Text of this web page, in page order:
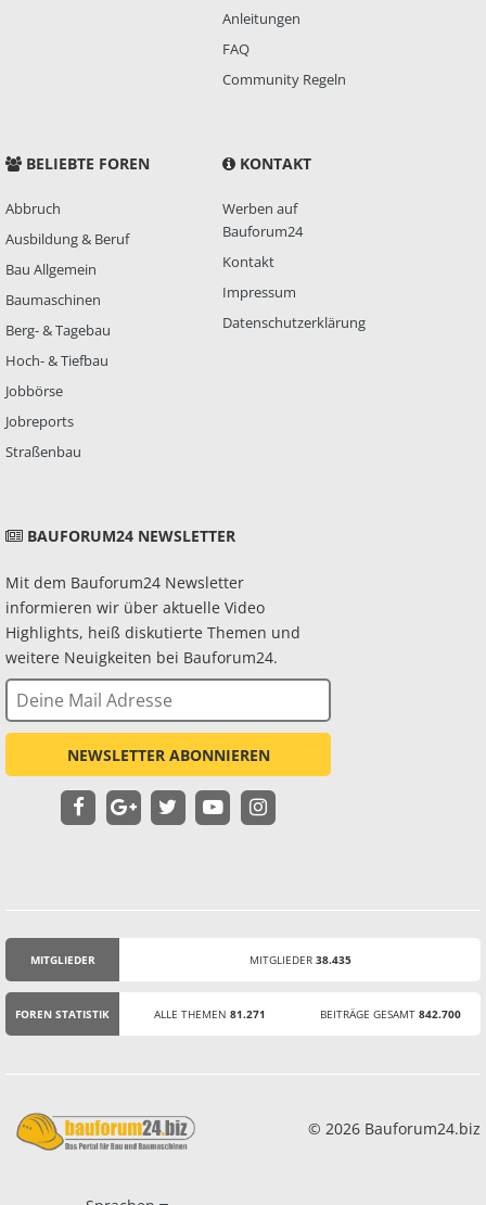
Anleitungen
FAQ
Community Regeln
BELIEBTE FOREN
Abbruch
Ausbildung & Beruf
Bau Allgemein
Baumaschinen
Berg- & Tagebau
Hoch- & Tiefbau
Jobbörse
Jobreports
Straßenbau
KONTAKT
Werben auf
Bauforum24
Kontakt
Impressum
Datenschutzerklärung
BAUFORUM24 NEWSLETTER
Mit dem Bauforum24 Newsletter
informieren wir über aktuelle Video
Highlights, heiß diskutierte Themen und
weitere Neuigkeiten bei Bauforum24.
NEWSLETTER ABONNIEREN
MITGLIEDER MITGLIEDER 38.435
FOREN STATISTIK ALLE THEMEN 81.271 BEITRÄGE GESAMT 842.700
© 2026 Bauforum24.biz